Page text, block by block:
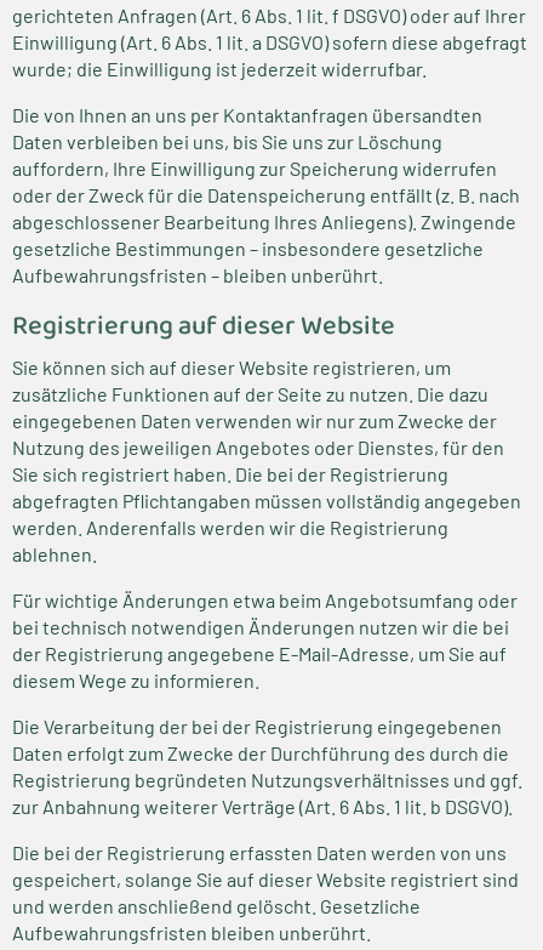
gerichteten Anfragen (Art. 6 Abs. 1 lit. f DSGVO) oder auf Ihrer
Einwilligung (Art. 6 Abs. 1 lit. a DSGVO) sofern diese abgefragt
wurde; die Einwilligung ist jederzeit widerrufbar.
Die von Ihnen an uns per Kontaktanfragen übersandten
Daten verbleiben bei uns, bis Sie uns zur Löschung
auffordern, Ihre Einwilligung zur Speicherung widerrufen
oder der Zweck für die Datenspeicherung entfällt (z. B. nach
abgeschlossener Bearbeitung Ihres Anliegens). Zwingende
gesetzliche Bestimmungen – insbesondere gesetzliche
Aufbewahrungsfristen – bleiben unberührt.
Registrierung auf dieser Website
Sie können sich auf dieser Website registrieren, um
zusätzliche Funktionen auf der Seite zu nutzen. Die dazu
eingegebenen Daten verwenden wir nur zum Zwecke der
Nutzung des jeweiligen Angebotes oder Dienstes, für den
Sie sich registriert haben. Die bei der Registrierung
abgefragten Pflichtangaben müssen vollständig angegeben
werden. Anderenfalls werden wir die Registrierung
ablehnen.
Für wichtige Änderungen etwa beim Angebotsumfang oder
bei technisch notwendigen Änderungen nutzen wir die bei
der Registrierung angegebene E-Mail-Adresse, um Sie auf
diesem Wege zu informieren.
Die Verarbeitung der bei der Registrierung eingegebenen
Daten erfolgt zum Zwecke der Durchführung des durch die
Registrierung begründeten Nutzungsverhältnisses und ggf.
zur Anbahnung weiterer Verträge (Art. 6 Abs. 1 lit. b DSGVO).
Die bei der Registrierung erfassten Daten werden von uns
gespeichert, solange Sie auf dieser Website registriert sind
und werden anschließend gelöscht. Gesetzliche
Aufbewahrungsfristen bleiben unberührt.